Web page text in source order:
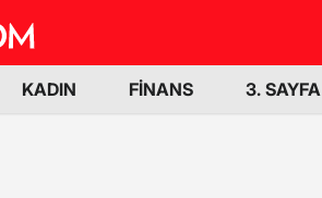
KADIN FİNANS 3. SAYFA